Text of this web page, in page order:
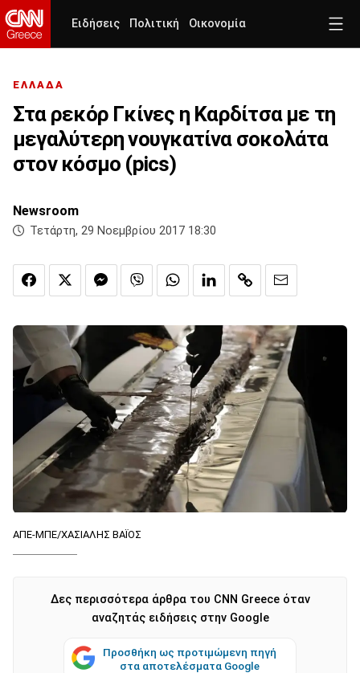
Ειδήσεις Πολιτική Οικονομία
ΕΛΛΑΔΑ
Στα ρεκόρ Γκίνες η Καρδίτσα με τη
μεγαλύτερη νουγκατίνα σοκολάτα
στον κόσμο (pics)
Newsroom
Τετάρτη, 29 Νοεμβρίου 2017 18:30
ΑΠΕ-ΜΠΕ/ΧΑΣΙΑΛΗΣ ΒΑΪΟΣ
Δες περισσότερα άρθρα του CNN Greece όταν
αναζητάς ειδήσεις στην Google
Προσθήκη ως προτιμώμενη πηγή
στα αποτελέσματα Google